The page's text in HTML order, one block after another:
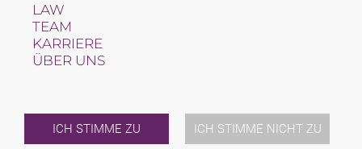
ICH STIMME ZU ICH STIMME NICHT ZU
LAW
TEAM
KARRIERE
ÜBER UNS
VERANSTALTUNGEN
KONTAKT